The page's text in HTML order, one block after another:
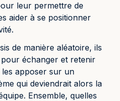
leur permettre de
aider à se positionner
de manière aléatoire, ils
échanger et retenir
apposer sur un
qui deviendrait alors la
Ensemble, quelles